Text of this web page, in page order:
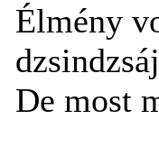
Élmény
De most